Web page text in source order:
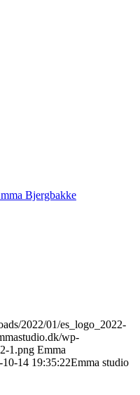
Bjergbakke
2022/01/es_logo_2022-
wp-
1.png Emma
10-14 19:35:22Emma studio